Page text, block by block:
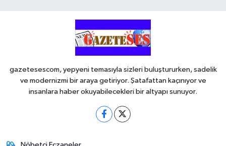
gazetesescom, yepyeni temasıyla sizleri buluştururken, sadelik
ve modernizmi bir araya getiriyor. Şatafattan kaçınıyor ve
insanlara haber okuyabilecekleri bir altyapı sunuyor.
Nöbetçi Eczaneler